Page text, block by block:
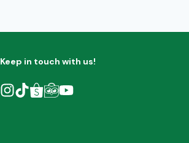
Keep in touch with us!